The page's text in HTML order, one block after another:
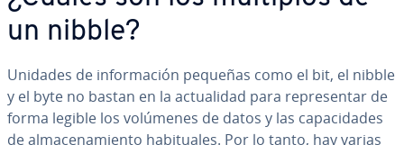
un nibble?
Unidades de in­fo­r­ma­ción pequeñas como el bit, el nibble
y el byte no bastan en la ac­tua­li­dad para re­pre­se­n­tar de
forma legible los volúmenes de datos y las ca­pa­ci­da­des
de al­ma­ce­na­mie­n­to ha­bi­tua­les. Por lo tanto, hay varias